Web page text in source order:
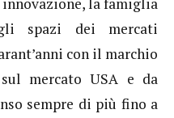
spazi dei mercati
con il marchio
mercato USA e da
sempre di più fino a